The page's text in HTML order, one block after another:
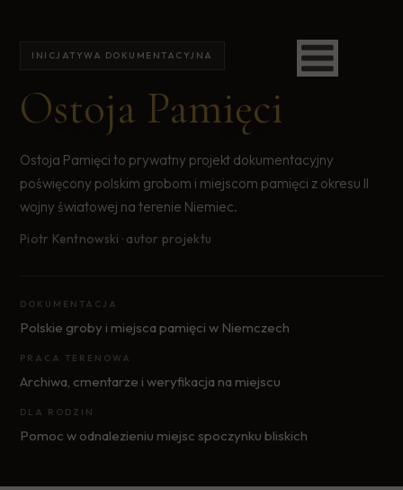
INICJATYWA DOKUMENTACYJNA
Ostoja Pamięci
Ostoja Pamięci to prywatny projekt dokumentacyjny
poświęcony polskim grobom i miejscom pamięci z okresu II
wojny światowej na terenie Niemiec.
Piotr Kentnowski · autor projektu
DOKUMENTACJA
Polskie groby i miejsca pamięci w Niemczech
PRACA TERENOWA
Archiwa, cmentarze i weryfikacja na miejscu
DLA RODZIN
Pomoc w odnalezieniu miejsc spoczynku bliskich